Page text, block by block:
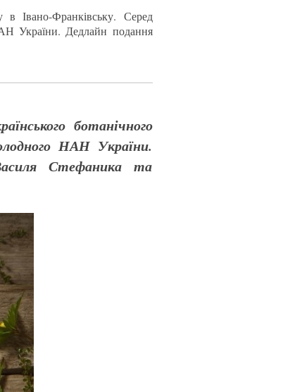
Івано-Франківську. Серед
України. Дедлайн подання
ботанічного
НАН України.
Стефаника та